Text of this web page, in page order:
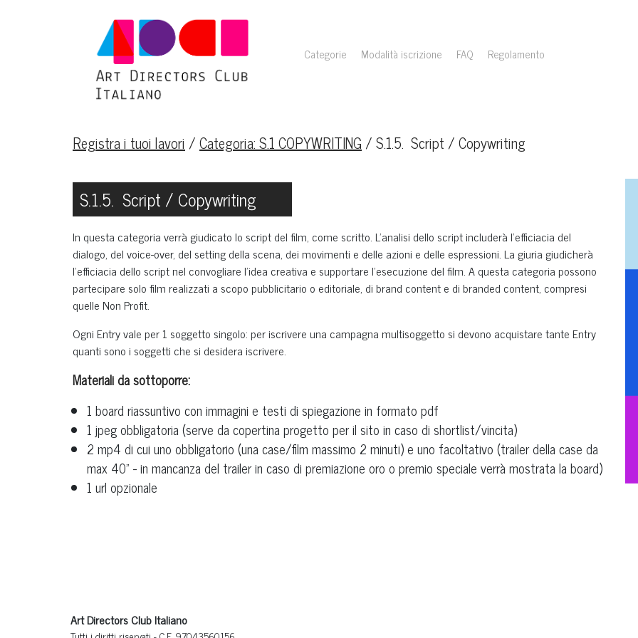
Categorie Modalità iscrizione FAQ Regolamento
Registra i tuoi lavori /Categoria: S.1 COPYWRITING /S.1.5. Script / Copywriting
S.1.5. Script / Copywriting
In questa categoria verrà giudicato lo script del film, come scritto. L'analisi dello script includerà l'efficiacia del
dialogo, del voice-over, del setting della scena, dei movimenti e delle azioni e delle espressioni. La giuria giudicherà
l'efficiacia dello script nel convogliare l'idea creativa e supportare l'esecuzione del film. A questa categoria possono
partecipare solo film realizzati a scopo pubblicitario o editoriale, di brand content e di branded content, compresi
quelle Non Profit.
Ogni Entry vale per 1 soggetto singolo: per iscrivere una campagna multisoggetto si devono acquistare tante Entry
quanti sono i soggetti che si desidera iscrivere.
Materiali da sottoporre:
1 board riassuntivo con immagini e testi di spiegazione in formato pdf
1 jpeg obbligatoria (serve da copertina progetto per il sito in caso di shortlist/vincita)
2 mp4 di cui uno obbligatorio (una case/film massimo 2 minuti) e uno facoltativo (trailer della case da
max 40" - in mancanza del trailer in caso di premiazione oro o premio speciale verrà mostrata la board)
1 url opzionale
Art Directors Club Italiano